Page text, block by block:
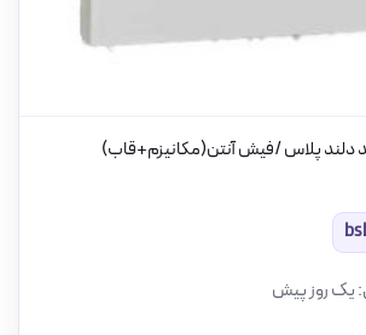
دلند پلاس /فیش آنتن(مکانیزم+قاب)
یک روز پیش